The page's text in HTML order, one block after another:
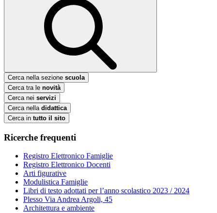
Cerca nella sezione scuola
Cerca tra le novità
Cerca nei servizi
Cerca nella didattica
Cerca in tutto il sito
Ricerche frequenti
Registro Elettronico Famiglie
Registro Elettronico Docenti
Arti figurative
Modulistica Famiglie
Libri di testo adottati per l’anno scolastico 2023 / 2024
Plesso Via Andrea Argoli, 45
Architettura e ambiente